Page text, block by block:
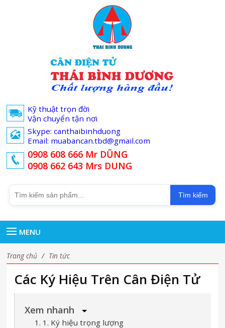
Kỹ thuật trọn đời
Vận chuyển tận nơi
Skype: canthaibinhduong
Email: muabancan.tbd@gmail.com
0908 608 666 Mr DŨNG
0908 662 643 Mrs DUNG
Tìm kiếm
MENU
Trang chủ / Tin tức
Các Ký Hiệu Trên Cân Điện Tử
Xem nhanh
1. 1. Ký hiệu trọng lượng